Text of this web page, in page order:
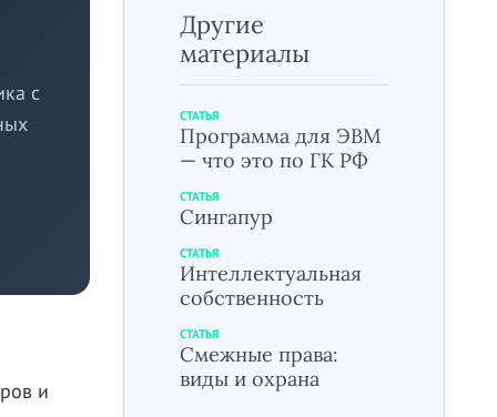
с
и
Другие
материалы
СТАТЬЯ
Программа для ЭВМ
— что это по ГК РФ
СТАТЬЯ
Сингапур
СТАТЬЯ
Интеллектуальная
собственность
СТАТЬЯ
Смежные права:
виды и охрана